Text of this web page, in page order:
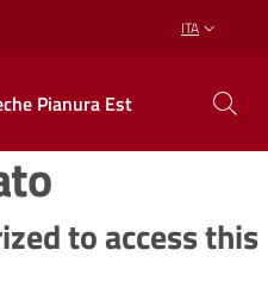
ITA
Pianura Est
to access this